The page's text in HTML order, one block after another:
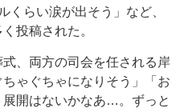
くらい涙が出そう」など、
投稿された。
、両方の司会を任される岸
ゃぐちゃになりそう」「お
開はないかなあ…。ずっと